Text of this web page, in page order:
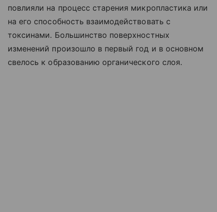
повлияли на процесс старения микропластика или
на его способность взаимодействовать с
токсинами. Большинство поверхностных
изменений произошло в первый год и в основном
свелось к образованию органического слоя.